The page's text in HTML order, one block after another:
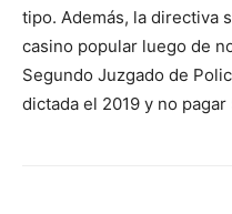
tipo. Además, la directiva
casino popular luego de
Segundo Juzgado de
dictada el 2019 y no pagar